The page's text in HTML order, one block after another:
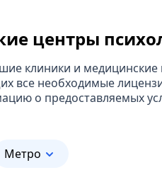
центры
клиники и
все необходимые
о предоставляемых
Метро